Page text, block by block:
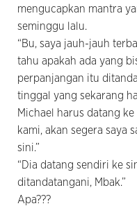
mengucapkan mantra
seminggu lalu.
“Bu, saya jauh-jauh
tahu apakah ada yang
perpanjangan itu
tinggal yang sekarang
Michael harus datang
kami, akan segera saya
sini.”
“Dia datang sendiri ke
ditandatangani, Mbak.”
Apa???